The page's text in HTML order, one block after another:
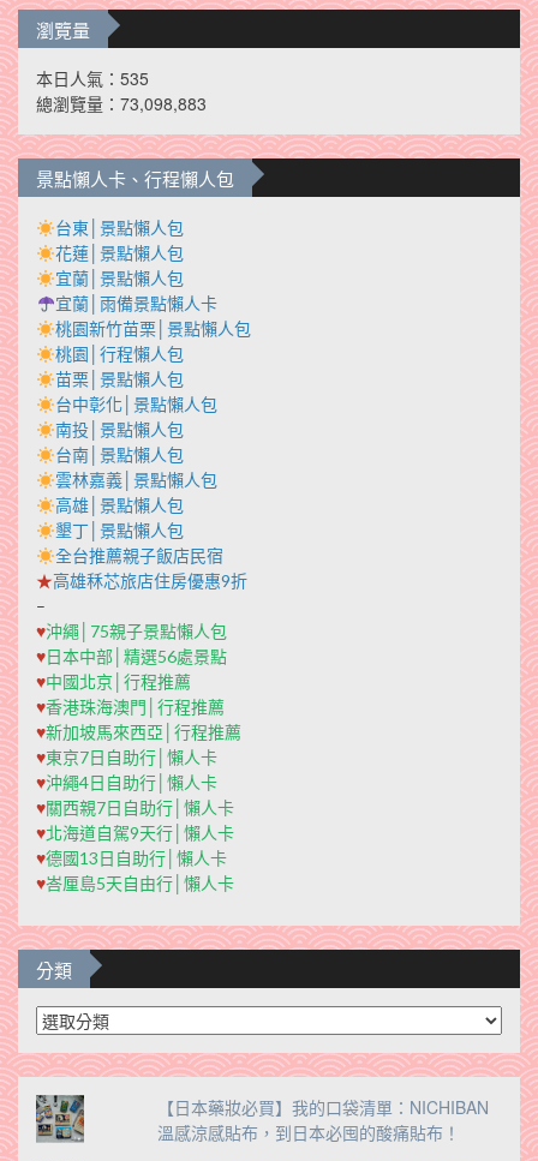
瀏覽量
本日人氣：535
總瀏覽量：73,098,883
景點懶人卡、行程懶人包
台東│景點懶人包
花蓮│景點懶人包
宜蘭│景點懶人包
宜蘭│雨備景點懶人卡
桃園新竹苗栗│景點懶人包
桃園│行程懶人包
苗栗│景點懶人包
台中彰化│景點懶人包
南投│景點懶人包
台南│景點懶人包
雲林嘉義│景點懶人包
高雄│景點懶人包
墾丁│景點懶人包
全台推薦親子飯店民宿
★高雄秝芯旅店住房優惠9折
–
♥沖繩│75親子景點懶人包
♥日本中部│精選56處景點
♥中國北京│行程推薦
♥香港珠海澳門│行程推薦
♥新加坡馬來西亞│行程推薦
♥東京7日自助行│懶人卡
♥沖繩4日自助行│懶人卡
♥關西親7日自助行│懶人卡
♥北海道自駕9天行│懶人卡
♥德國13日自助行│懶人卡
♥峇厘島5天自由行│懶人卡
分類
分
類
【日本藥妝必買】我的口袋清單：NICHIBAN
溫感涼感貼布，到日本必囤的酸痛貼布！